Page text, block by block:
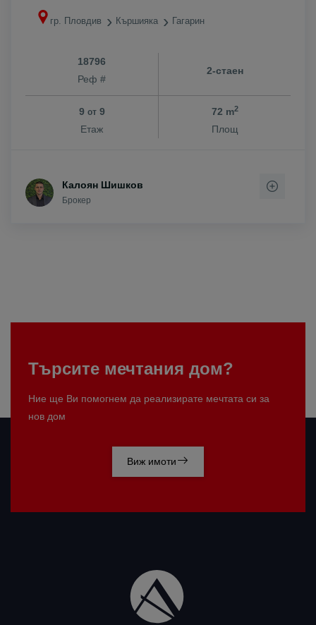
гр. Пловдив Кършияка Гагарин
18796
Реф #
2-стаен
9 от9
Етаж
72 m2
Площ
Калоян Шишков
Брокер
Търсите мечтания дом?
Ние ще Ви помогнем да реализирате мечтата си за
нов дом
Виж имоти